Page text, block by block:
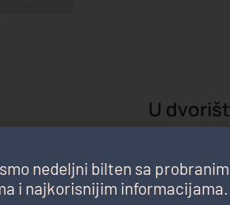
morali nigde da
u parku blizu naše
a komšije i prijatelji su
jednostavno, opušteno i
U
"Želeli smo
prijateljima.
pretvorilo u
dana i dalje
nedeljni bilten sa probranim
i najkorisnijim informacijama.